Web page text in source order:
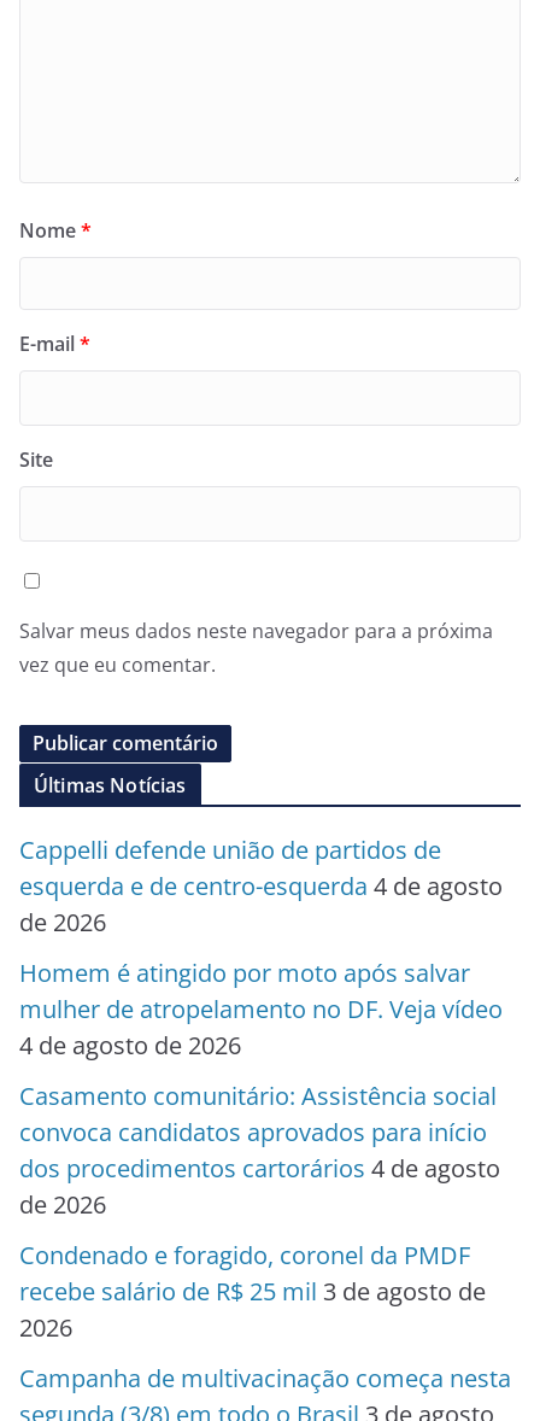
Nome*
E-mail*
Site
Salvar meus dados neste navegador para a próxima
vez que eu comentar.
Últimas Notícias
Cappelli defende união de partidos de
esquerda e de centro-esquerda 4 de agosto
de 2026
Homem é atingido por moto após salvar
mulher de atropelamento no DF. Veja vídeo
4 de agosto de 2026
Casamento comunitário: Assistência social
convoca candidatos aprovados para início
dos procedimentos cartorários 4 de agosto
de 2026
Condenado e foragido, coronel da PMDF
recebe salário de R$ 25 mil 3 de agosto de
2026
Campanha de multivacinação começa nesta